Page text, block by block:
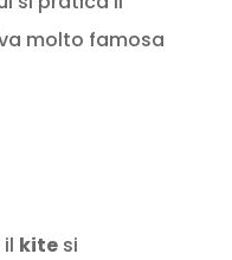
molto famosa
kitesi